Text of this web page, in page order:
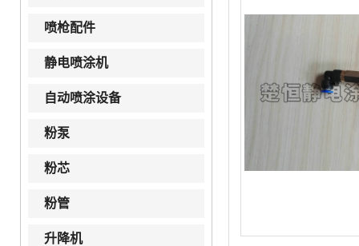
喷枪配件
静电喷涂机
自动喷涂设备
粉泵
粉芯
粉管
升降机